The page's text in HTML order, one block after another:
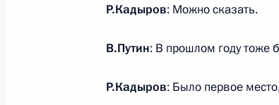
Начало российско-
8 мая 2025 года, 12:15 Москва,
Р.Кадыров: Можно сказать.
В.Путин: В прошлом году тоже
Р.Кадыров: Было первое